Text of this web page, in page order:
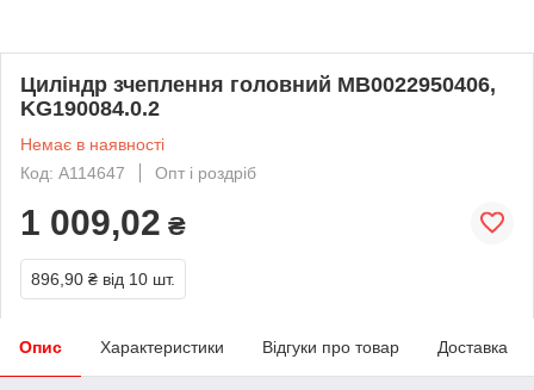
Циліндр зчеплення головний MB0022950406,
KG190084.0.2
Немає в наявності
Код: A114647
Опт і роздріб
1 009,02 ₴
896,90 ₴ від 10 шт.
Опис Характеристики Відгуки про товар Доставка